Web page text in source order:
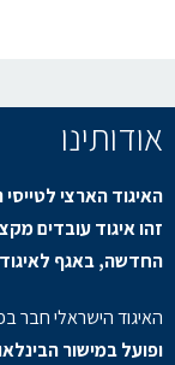
אודותינו
זהו איגוד עובדים
החדשה, באגף
האיגוד הישראלי חבר
ופועל במישור